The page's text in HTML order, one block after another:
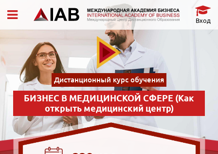
Вход
Дистанционный курс обучения
БИЗНЕС В МЕДИЦИНСКОЙ СФЕРЕ (Как
открыть медицинский центр)